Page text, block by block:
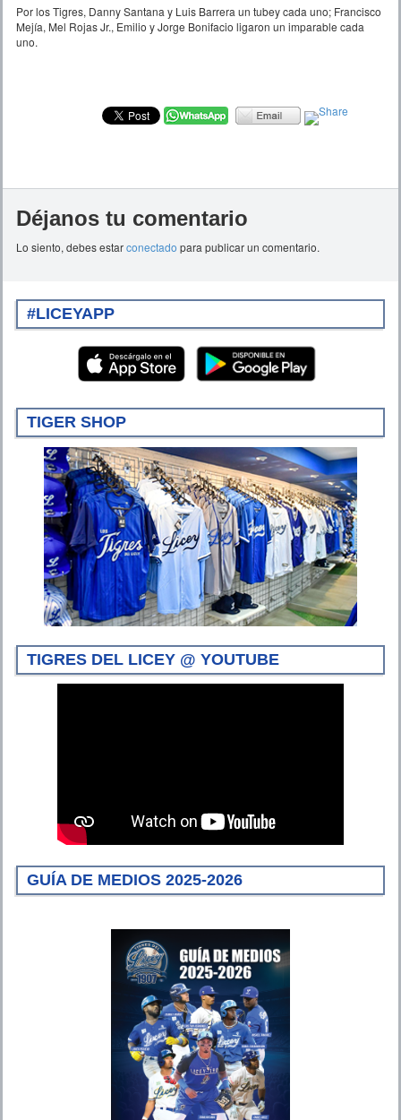
Por los Tigres, Danny Santana y Luis Barrera un tubey cada uno; Francisco
Mejía, Mel Rojas Jr., Emilio y Jorge Bonifacio ligaron un imparable cada
uno.
Déjanos tu comentario
Lo siento, debes estarconectado para publicar un comentario.
#LICEYAPP
TIGER SHOP
TIGRES DEL LICEY @ YOUTUBE
GUÍA DE MEDIOS 2025-2026